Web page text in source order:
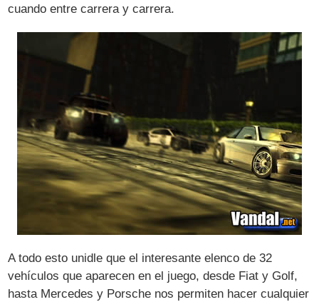
cuando entre carrera y carrera.
A todo esto unidle que el interesante elenco de 32
vehículos que aparecen en el juego, desde Fiat y Golf,
hasta Mercedes y Porsche nos permiten hacer cualquier